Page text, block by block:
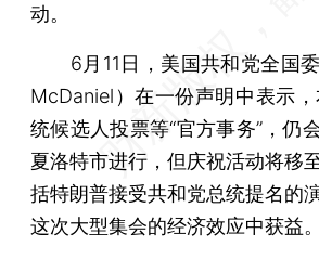
动。
6月11日，美国共和党全国委
McDaniel）在一份声明中表示
统候选人投票等“官方事务”，仍
夏洛特市进行，但庆祝活动将移
括特朗普接受共和党总统提名的
这次大型集会的经济效应中获益。